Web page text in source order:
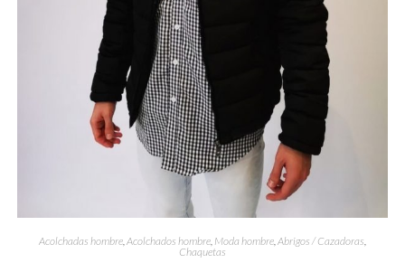
Acolchadas hombre Acolchados hombre Moda hombre Abrigos / Cazadoras
Chaquetas